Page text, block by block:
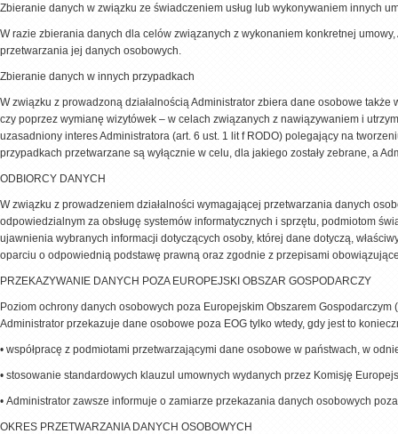
Zbieranie danych w związku ze świadczeniem usług lub wykonywaniem innych
W razie zbierania danych dla celów związanych z wykonaniem konkretnej
przetwarzania jej danych osobowych.
Zbieranie danych w innych przypadkach
W związku z prowadzoną działalnością Administrator zbiera dane osobowe
czy poprzez wymianę wizytówek – w celach związanych z nawiązywaniem i
uzasadniony interes Administratora (art. 6 ust. 1 lit f RODO) polegający na
przypadkach przetwarzane są wyłącznie w celu, dla jakiego zostały zebrane, a
ODBIORCY DANYCH
W związku z prowadzeniem działalności wymagającej przetwarzania danych
odpowiedzialnym za obsługę systemów informatycznych i sprzętu, podmiotom
ujawnienia wybranych informacji dotyczących osoby, której dane dotyczą,
oparciu o odpowiednią podstawę prawną oraz zgodnie z przepisami
PRZEKAZYWANIE DANYCH POZA EUROPEJSKI OBSZAR GOSPODARCZY
Poziom ochrony danych osobowych poza Europejskim Obszarem
Administrator przekazuje dane osobowe poza EOG tylko wtedy, gdy jest to
• współpracę z podmiotami przetwarzającymi dane osobowe w państwach, w
• stosowanie standardowych klauzul umownych wydanych przez Komisję
• Administrator zawsze informuje o zamiarze przekazania danych osobowych
OKRES PRZETWARZANIA DANYCH OSOBOWYCH